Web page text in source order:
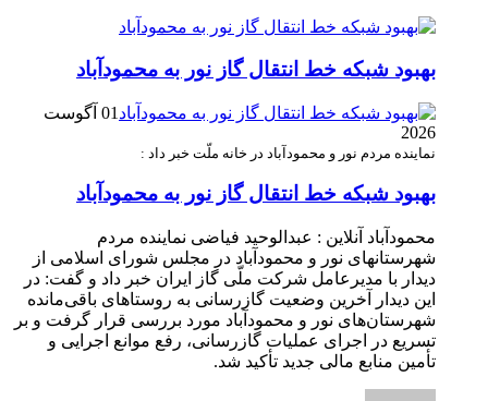
بهبود شبکه خط انتقال گاز نور به محمودآباد
01 آگوست
2026
نماینده مردم نور و محمودآباد در خانه ملّت خبر داد :
بهبود شبکه خط انتقال گاز نور به محمودآباد
محمودآباد آنلاین : عبدالوحید فیاضی نماینده مردم
شهرستانهای نور و محمودآباد در مجلس شورای اسلامی از
دیدار با مدیرعامل شرکت ملّی گاز ایران خبر داد و گفت: در
این دیدار آخرین وضعیت گازرسانی به روستاهای باقی‌مانده
شهرستان‌های نور و محمودآباد مورد بررسی قرار گرفت و بر
تسریع در اجرای عملیات گازرسانی، رفع موانع اجرایی و
تأمین منابع مالی جدید تأکید شد.